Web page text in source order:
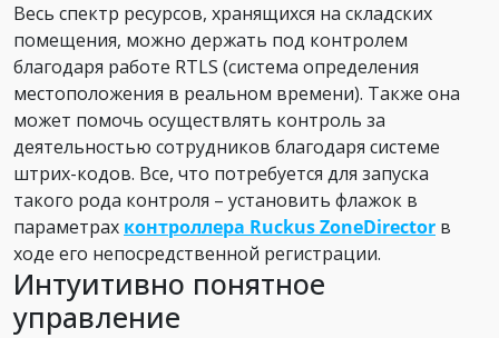
Весь спектр ресурсов, хранящихся на складских
помещения, можно держать под контролем
благодаря работе RTLS (система определения
местоположения в реальном времени). Также она
может помочь осуществлять контроль за
деятельностью сотрудников благодаря системе
штрих-кодов. Все, что потребуется для запуска
такого рода контроля – установить флажок в
параметрах контроллера Ruckus ZoneDirector в
ходе его непосредственной регистрации.
Интуитивно понятное
управление